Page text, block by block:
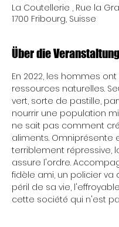
La Coutellerie , Rue la
1700 Fribourg, Suisse
Über die Veranstaltung
En 2022, les hommes
ressources naturelles.
vert, sorte de pastille,
nourrir une population
ne sait pas comment
aliments. Omniprésente
terriblement répressive,
assure l'ordre.
fidèle ami, un policier va
péril de sa vie,
cette société qui n'est